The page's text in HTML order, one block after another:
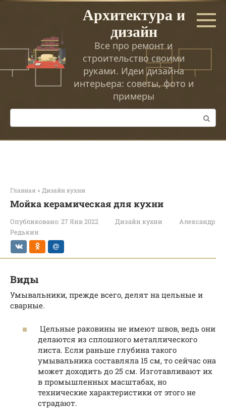
Перейти
Архитектура и
дизайн
Все про ремонт и
строительство своими
руками. Идеи дизайна
интерьера: советы, фото и
примеры
Поиск:
Главная » Дизайн кухни
Мойка керамическая для кухни
Опубликовано: 27 Янв 2022 Дизайн кухни
Александр
Редькин
Виды
Умывальники, прежде всего, делят на цельные и
сварные.
Цельные раковины не имеют швов, ведь они
делаются из сплошного металлического
листа. Если раньше глубина такого
умывальника составляла 15 см, то сейчас она
может доходить до 25 см. Изготавливают их
в промышленных масштабах, но
технические характеристики от этого не
страдают.